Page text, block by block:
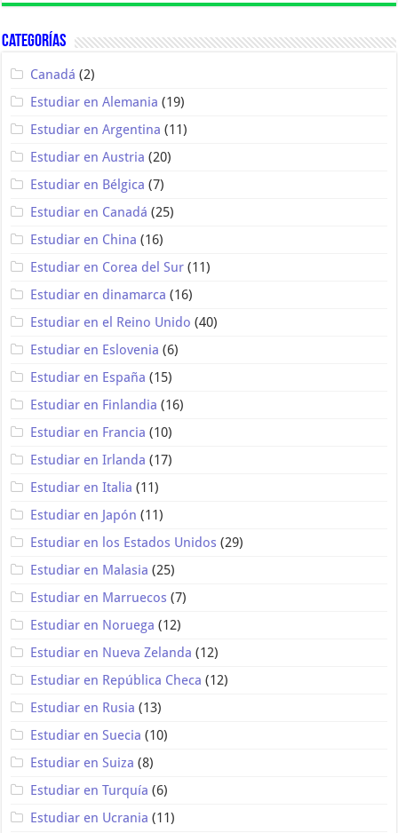
Categorías
Canadá (2)
Estudiar en Alemania (19)
Estudiar en Argentina (11)
Estudiar en Austria (20)
Estudiar en Bélgica (7)
Estudiar en Canadá (25)
Estudiar en China (16)
Estudiar en Corea del Sur (11)
Estudiar en dinamarca (16)
Estudiar en el Reino Unido (40)
Estudiar en Eslovenia (6)
Estudiar en España (15)
Estudiar en Finlandia (16)
Estudiar en Francia (10)
Estudiar en Irlanda (17)
Estudiar en Italia (11)
Estudiar en Japón (11)
Estudiar en los Estados Unidos (29)
Estudiar en Malasia (25)
Estudiar en Marruecos (7)
Estudiar en Noruega (12)
Estudiar en Nueva Zelanda (12)
Estudiar en República Checa (12)
Estudiar en Rusia (13)
Estudiar en Suecia (10)
Estudiar en Suiza (8)
Estudiar en Turquía (6)
Estudiar en Ucrania (11)